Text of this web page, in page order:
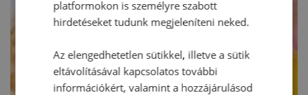
platformokon is személyre szabott
hirdetéseket tudunk megjeleníteni neked.
Az elengedhetetlen sütikkel, illetve a sütik
eltávolításával kapcsolatos további
információkért, valamint a hozzájárulásod